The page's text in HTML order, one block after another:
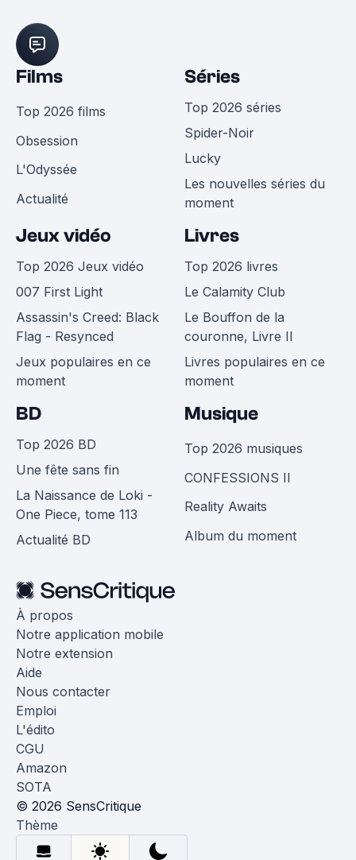
Films
Top 2026 films
Obsession
L'Odyssée
Actualité
Séries
Top 2026 séries
Spider-Noir
Lucky
Les nouvelles séries du
moment
Jeux vidéo
Top 2026 Jeux vidéo
007 First Light
Assassin's Creed: Black
Flag - Resynced
Jeux populaires en ce
moment
Livres
Top 2026 livres
Le Calamity Club
Le Bouffon de la
couronne, Livre II
Livres populaires en ce
moment
BD
Top 2026 BD
Une fête sans fin
La Naissance de Loki -
One Piece, tome 113
Actualité BD
Musique
Top 2026 musiques
CONFESSIONS II
Reality Awaits
Album du moment
À propos
Notre application mobile
Notre extension
Aide
Nous contacter
Emploi
L'édito
CGU
Amazon
SOTA
© 2026 SensCritique
Thème